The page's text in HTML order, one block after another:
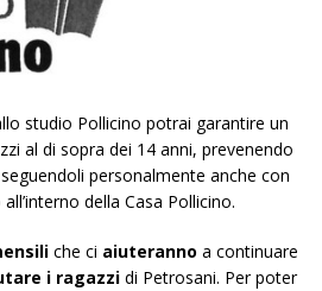
studio Pollicino potrai garantire un
al di sopra dei 14 anni, prevenendo
personalmente anche con
della Casa Pollicino.
che ci aiuteranno a continuare
i ragazzi di Petrosani. Per poter